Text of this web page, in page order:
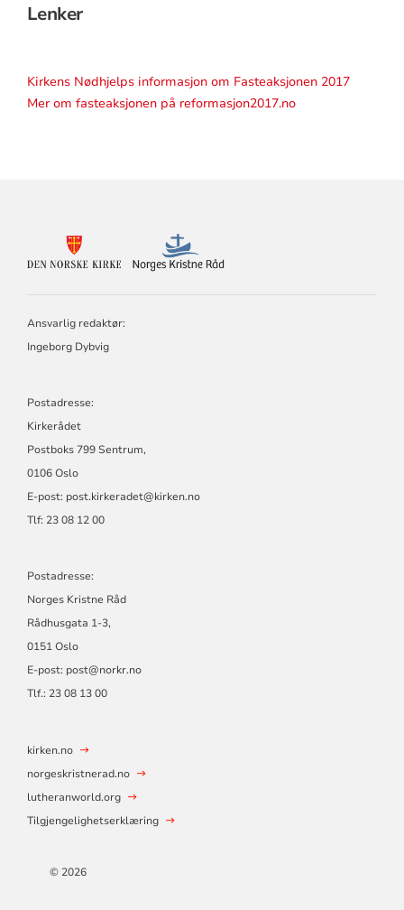
Lenker
Kirkens Nødhjelps informasjon om Fasteaksjonen 2017
Mer om fasteaksjonen på reformasjon2017.no
FOR
Ansvarlig redaktør:
Ingeborg Dybvig
Postadresse:
Kirkerådet
Postboks 799 Sentrum,
0106 Oslo
E-post: post.kirkeradet@kirken.no
Tlf: 23 08 12 00
Postadresse:
Norges Kristne Råd
Rådhusgata 1-3,
0151 Oslo
E-post: post@norkr.no
Tlf.: 23 08 13 00
kirken.no
norgeskristnerad.no
lutheranworld.org
Tilgjengelighetserklæring
© 2026